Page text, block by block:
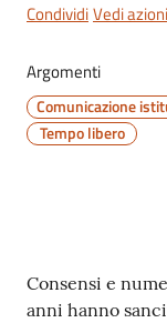
Seguici
su
CondividiVedi azioni
Argomenti
Comunicazione
Tempo libero
Contenuto
Consensi e
anni hanno